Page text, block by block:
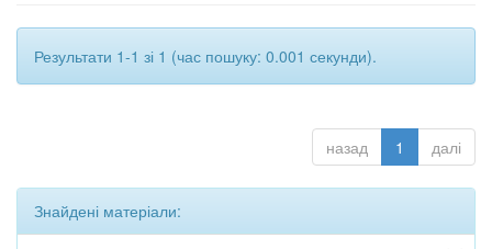
Результати 1-1 зі 1 (час пошуку: 0.001 секунди).
назад 1 далі
Знайдені матеріали: